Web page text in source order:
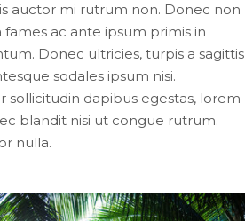
auctor mi rutrum non. Donec non
ac ante ipsum primis in
Donec ultricies, turpis a sagittis
sodales ipsum nisi.
dapibus egestas, lorem
blandit nisi ut congue rutrum.
nulla.